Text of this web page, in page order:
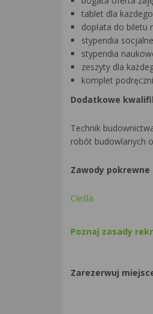
tablet dla
dopłata do biletu
stypendia
stypendia
zeszyty dla
komplet
Dodatkowe
Technik
robót budowlanych
Zawody pokrewne
Cieśla
Poznaj zasady
Zarezerwuj